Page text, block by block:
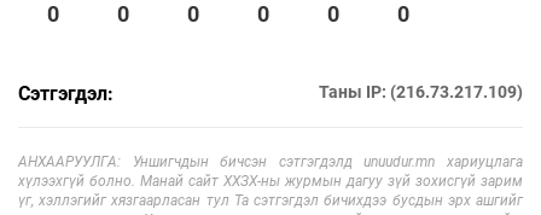
0 0 0 0 0 0
Сэтгэгдэл: Таны IP: (216.73.217.109)
АНХААРУУЛГА: Уншигчдын бичсэн сэтгэгдэлд unuudur.mn хариуцлага
хүлээхгүй болно. Манай сайт ХХЗХ-ны журмын дагуу зүй зохисгүй зарим
үг, хэллэгийг хязгаарласан тул Та сэтгэгдэл бичихдээ бусдын эрх ашгийг